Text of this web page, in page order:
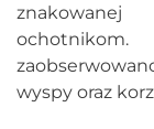
wyspy oraz